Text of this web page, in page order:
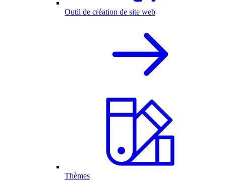
Outil de création de site web
Thèmes